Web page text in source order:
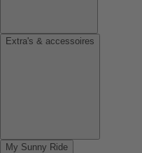
Extra's & accessoires
My Sunny Ride